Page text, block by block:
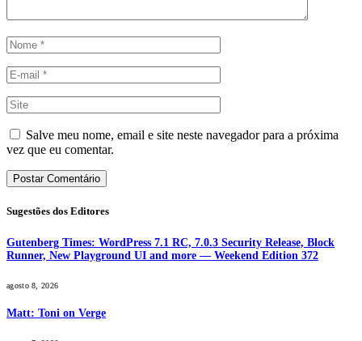
Salve meu nome, email e site neste navegador para a próxima
vez que eu comentar.
Sugestões dos Editores
Gutenberg Times: WordPress 7.1 RC, 7.0.3 Security Release, Block
Runner, New Playground UI and more — Weekend Edition 372
agosto 8, 2026
Matt: Toni on Verge